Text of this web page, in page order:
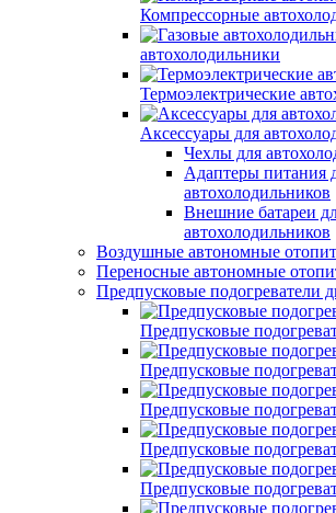
Компрессорные
автохолодильники
Термоэлектрические
Аксессуары для
Чехлы для
Адаптеры питания
автохолодильников
Внешние батареи
автохолодильников
Воздушные автономные
Переносные автономные
Предпусковые подогреватели
Предпусковые
Предпусковые
Предпусковые
Предпусковые
Предпусковые